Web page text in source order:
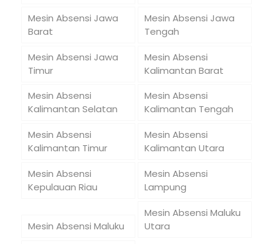
Mesin Absensi Jawa
Barat
Mesin Absensi Jawa
Tengah
Mesin Absensi Jawa
Timur
Mesin Absensi
Kalimantan Barat
Mesin Absensi
Kalimantan Selatan
Mesin Absensi
Kalimantan Tengah
Mesin Absensi
Kalimantan Timur
Mesin Absensi
Kalimantan Utara
Mesin Absensi
Kepulauan Riau
Mesin Absensi
Lampung
Mesin Absensi Maluku
Mesin Absensi Maluku
Utara